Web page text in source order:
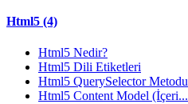
Html5 (4)
Html5 Nedir?
Html5 Dili Etiketleri
Html5 QuerySelector Metodu
Html5 Content Model (İçeri...